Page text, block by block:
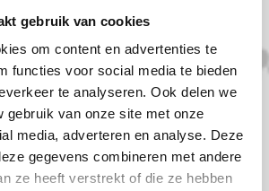
gebruik van cookies
om content en advertenties te
functies voor social media te bieden
te analyseren. Ook delen we
gebruik van onze site met onze
media, adverteren en analyse. Deze
gegevens combineren met andere
ze heeft verstrekt of die ze hebben
dan bij Gego
aan de ijssel. U bent
U bent uiteraard ook
2922, Zuid holland of